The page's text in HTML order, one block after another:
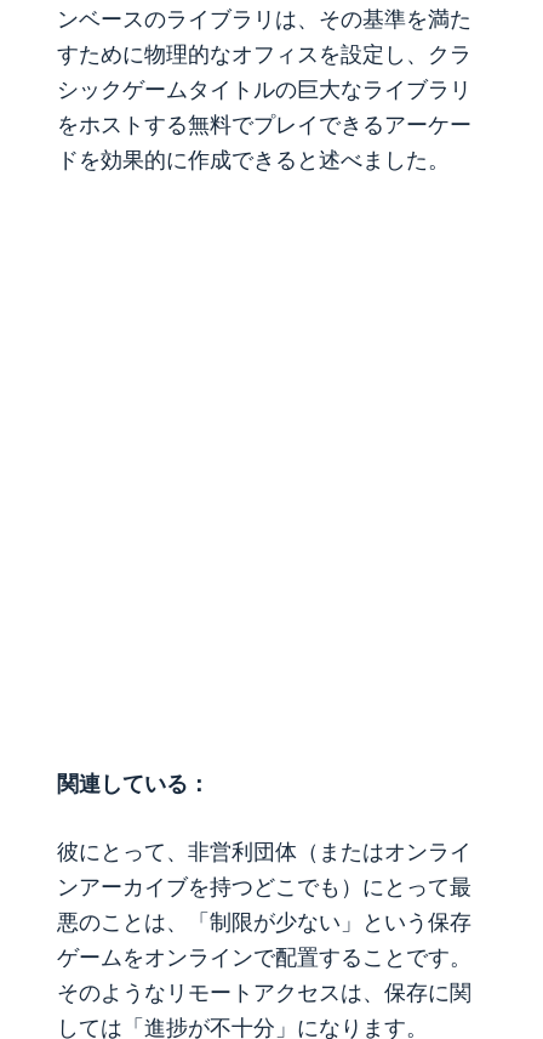
ンベースのライブラリは、その基準を満た
すために物理的なオフィスを設定し、クラ
シックゲームタイトルの巨大なライブラリ
をホストする無料でプレイできるアーケー
ドを効果的に作成できると述べました。
関連している：
彼にとって、非営利団体（またはオンライ
ンアーカイブを持つどこでも）にとって最
悪のことは、「制限が少ない」という保存
ゲームをオンラインで配置することです。
そのようなリモートアクセスは、保存に関
しては「進捗が不十分」になります。